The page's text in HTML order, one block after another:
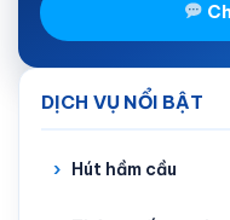
DỊCH VỤ NỔI BẬT
Hút hầm cầu